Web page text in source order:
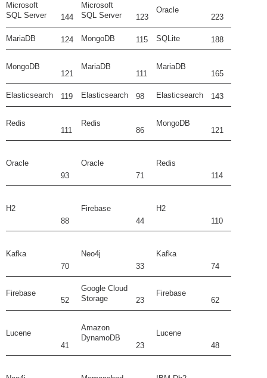
Microsoft
SQL Server
144
Microsoft
SQL Server
123
Oracle
223
MariaDB 124 MongoDB 115 SQLite 188
MongoDB
121
MariaDB
111
MariaDB
165
Elasticsearch 119 Elasticsearch 98 Elasticsearch 143
Redis
111
Redis
86
MongoDB
121
Oracle
93
Oracle
71
Redis
114
H2
88
Firebase
44
H2
110
Kafka
70
Neo4j
33
Kafka
74
Firebase
52
Google Cloud
Storage
23
Firebase
62
Lucene
41
Amazon
DynamoDB
23
Lucene
48